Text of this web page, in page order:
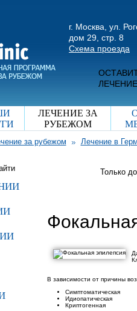
г. Москва, ул.
дом 29, стр. 8
Схема проезда
ЛЕЧЕНИЕ ЗА
РУБЕЖОМ
за рубежом Лечение в
Только
В зависимости от причины
Симптоматическая
Идиопатическая
Криптогенная